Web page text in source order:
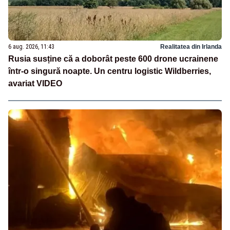
6 aug. 2026, 11:43 Realitatea din Irlanda
Rusia susține că a doborât peste 600 drone ucrainene
într-o singură noapte. Un centru logistic Wildberries,
avariat VIDEO